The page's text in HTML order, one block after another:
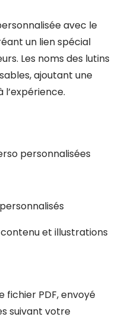
avec le
un lien spécial
Les noms des lutins
ajoutant une
personnalisées
et illustrations
fichier PDF, envoyé
suivant votre